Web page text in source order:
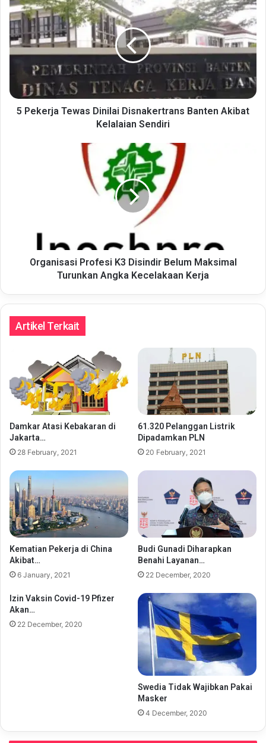
Pekerja
Tewas
Dinilai
Disnakertrans
Kelalaian
Sendiri
5 Pekerja Tewas Dinilai Disnakertrans Banten Akibat
Kelalaian Sendiri
Kecelakaan
Organisasi Profesi K3 Disindir Belum Maksimal
Turunkan Angka Kecelakaan Kerja
Artikel Terkait
Damkar Atasi Kebakaran di
Jakarta…
28 February, 2021
61.320 Pelanggan Listrik
Dipadamkan PLN
20 February, 2021
Kematian Pekerja di China
Akibat…
6 January, 2021
Budi Gunadi Diharapkan
Benahi Layanan…
22 December, 2020
Izin Vaksin Covid-19 Pfizer
Akan…
22 December, 2020
Swedia Tidak Wajibkan Pakai
Masker
4 December, 2020